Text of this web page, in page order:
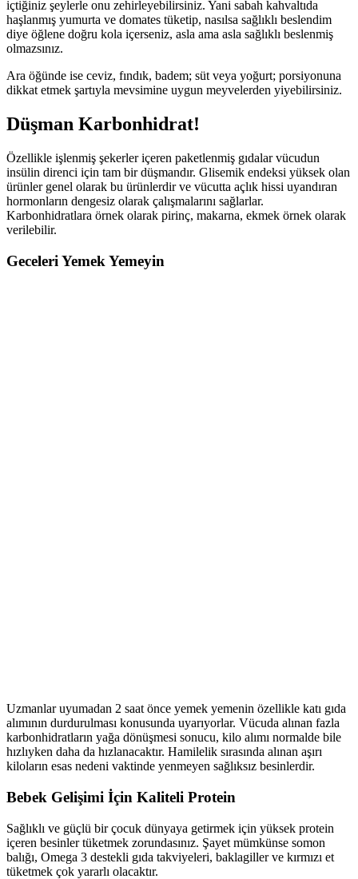
içtiğiniz şeylerle onu zehirleyebilirsiniz. Yani sabah kahvaltıda
haşlanmış yumurta ve domates tüketip, nasılsa sağlıklı beslendim
diye öğlene doğru kola içerseniz, asla ama asla sağlıklı beslenmiş
olmazsınız.
Ara öğünde ise ceviz, fındık, badem; süt veya yoğurt; porsiyonuna
dikkat etmek şartıyla mevsimine uygun meyvelerden yiyebilirsiniz.
Düşman Karbonhidrat!
Özellikle işlenmiş şekerler içeren paketlenmiş gıdalar vücudun
insülin direnci için tam bir düşmandır. Glisemik endeksi yüksek olan
ürünler genel olarak bu ürünlerdir ve vücutta açlık hissi uyandıran
hormonların dengesiz olarak çalışmalarını sağlarlar.
Karbonhidratlara örnek olarak pirinç, makarna, ekmek örnek olarak
verilebilir.
Geceleri Yemek Yemeyin
Uzmanlar uyumadan 2 saat önce yemek yemenin özellikle katı gıda
alımının durdurulması konusunda uyarıyorlar. Vücuda alınan fazla
karbonhidratların yağa dönüşmesi sonucu, kilo alımı normalde bile
hızlıyken daha da hızlanacaktır. Hamilelik sırasında alınan aşırı
kiloların esas nedeni vaktinde yenmeyen sağlıksız besinlerdir.
Bebek Gelişimi İçin Kaliteli Protein
Sağlıklı ve güçlü bir çocuk dünyaya getirmek için yüksek protein
içeren besinler tüketmek zorundasınız. Şayet mümkünse somon
balığı, Omega 3 destekli gıda takviyeleri, baklagiller ve kırmızı et
tüketmek çok yararlı olacaktır.